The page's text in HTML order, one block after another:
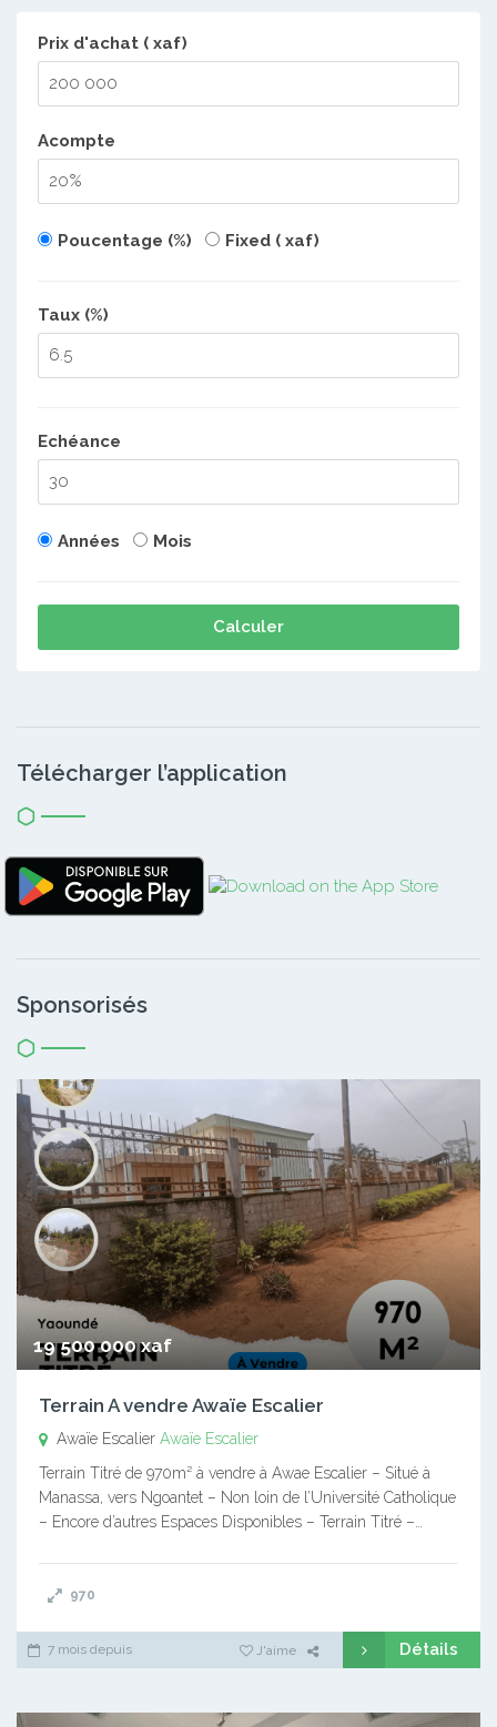
Prix d'achat ( xaf)
Acompte
Poucentage (%) Fixed ( xaf)
Taux (%)
Echéance
Années Mois
Calculer
Télécharger l’application
Sponsorisés
19 500 000 xaf
Terrain A vendre Awaïe Escalier
Awaïe Escalier Awaïe Escalier
Terrain Titré de 970m² à vendre à Awae Escalier – Situé à
Manassa, vers Ngoantet – Non loin de l’Université Catholique
– Encore d’autres Espaces Disponibles – Terrain Titré –…
970
7 mois depuis J'aime Détails